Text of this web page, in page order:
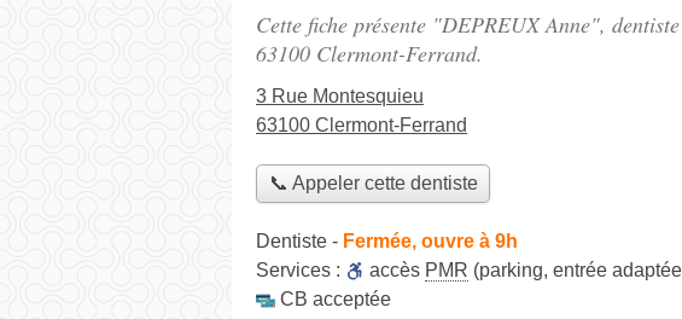
Cette fiche présente "DEPREUX Anne",
63100 Clermont-Ferrand.
3 Rue Montesquieu
63100 Clermont-Ferrand
📞 Appeler cette dentiste
Dentiste - Fermée, ouvre à 9h
Services :
accès PMR (parking, entrée
CB acceptée